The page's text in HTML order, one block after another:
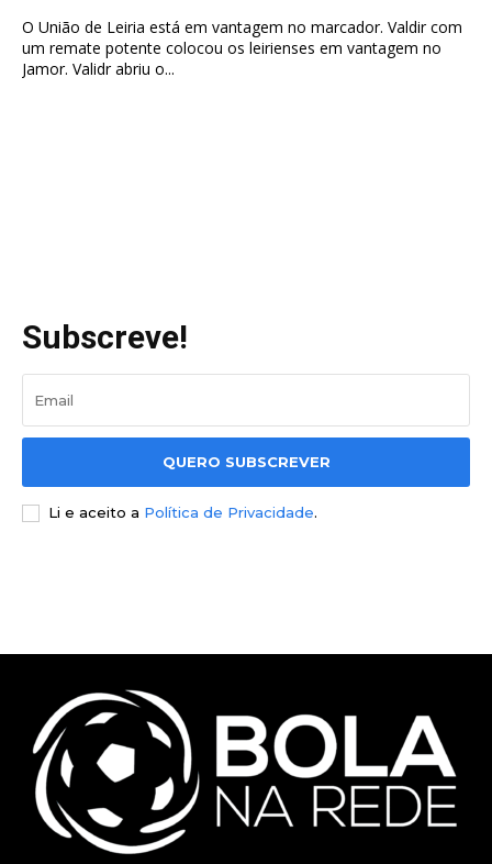
O União de Leiria está em vantagem no marcador. Valdir com
um remate potente colocou os leirienses em vantagem no
Jamor. Validr abriu o...
Subscreve!
QUERO SUBSCREVER
Li e aceito a Política de Privacidade.